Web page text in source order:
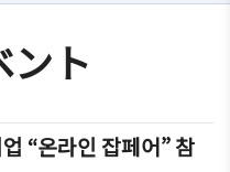
会
社
室
ント
“온라인 잡페어” 참